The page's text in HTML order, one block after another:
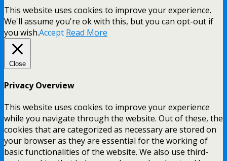
This website uses cookies to improve your experience.
We'll assume you're ok with this, but you can opt-out if
you wish.Accept Read More
Close
Privacy Overview
This website uses cookies to improve your experience
while you navigate through the website. Out of these, the
cookies that are categorized as necessary are stored on
your browser as they are essential for the working of
basic functionalities of the website. We also use third-